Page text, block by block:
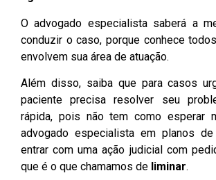
O advogado especialista saberá a
conduzir o caso, porque conhece
envolvem sua área de atuação.
Além disso, saiba que para casos
paciente precisa resolver seu
rápida, pois não tem como esperar
advogado especialista em planos
entrar com uma ação judicial com
que é o que chamamos de liminar.